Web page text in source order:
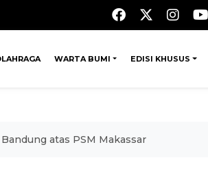
WARTA BUMI EDISI KHUSUS
atas PSM Makassar